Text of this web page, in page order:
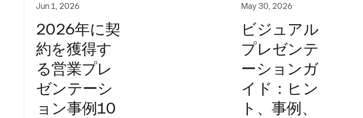
Jun 1, 2026
2026年に契
約を獲得す
る営業プレ
ゼンテーシ
ョン事例10
May 30, 2026
ビジュアル
プレゼンテ
ーションガ
イド：ヒン
ト、事例、